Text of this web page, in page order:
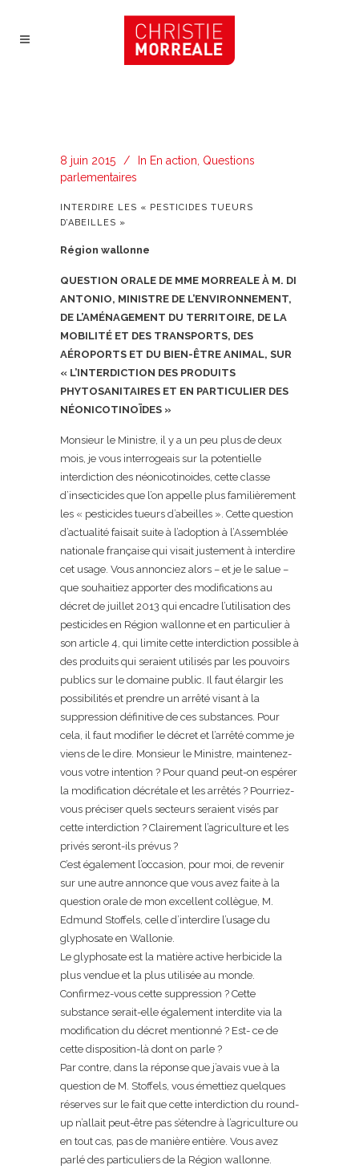
8 juin 2015 In En action Questions
parlementaires
INTERDIRE LES « PESTICIDES TUEURS
D’ABEILLES »
Région wallonne
QUESTION ORALE DE MME MORREALE À M. DI
ANTONIO, MINISTRE DE L’ENVIRONNEMENT,
DE L’AMÉNAGEMENT DU TERRITOIRE, DE LA
MOBILITÉ ET DES TRANSPORTS, DES
AÉROPORTS ET DU BIEN-ÊTRE ANIMAL, SUR
« L’INTERDICTION DES PRODUITS
PHYTOSANITAIRES ET EN PARTICULIER DES
NÉONICOTINOÏDES »
Monsieur le Ministre, il y a un peu plus de deux
mois, je vous interrogeais sur la potentielle
interdiction des néonicotinoides, cette classe
d’insecticides que l’on appelle plus familièrement
les « pesticides tueurs d’abeilles ». Cette question
d’actualité faisait suite à l’adoption à l’Assemblée
nationale française qui visait justement à interdire
cet usage. Vous annonciez alors – et je le salue –
que souhaitiez apporter des modifications au
décret de juillet 2013 qui encadre l’utilisation des
pesticides en Région wallonne et en particulier à
son article 4, qui limite cette interdiction possible à
des produits qui seraient utilisés par les pouvoirs
publics sur le domaine public. Il faut élargir les
possibilités et prendre un arrêté visant à la
suppression définitive de ces substances. Pour
cela, il faut modifier le décret et l’arrêté comme je
viens de le dire. Monsieur le Ministre, maintenez-
vous votre intention ? Pour quand peut-on espérer
la modification décrétale et les arrêtés ? Pourriez-
vous préciser quels secteurs seraient visés par
cette interdiction ? Clairement l’agriculture et les
privés seront-ils prévus ?
C’est également l’occasion, pour moi, de revenir
sur une autre annonce que vous avez faite à la
question orale de mon excellent collègue, M.
Edmund Stoffels, celle d’interdire l’usage du
glyphosate en Wallonie.
Le glyphosate est la matière active herbicide la
plus vendue et la plus utilisée au monde.
Confirmez-vous cette suppression ? Cette
substance serait-elle également interdite via la
modification du décret mentionné ? Est- ce de
cette disposition-là dont on parle ?
Par contre, dans la réponse que j’avais vue à la
question de M. Stoffels, vous émettiez quelques
réserves sur le fait que cette interdiction du round-
up n’allait peut-être pas s’étendre à l’agriculture ou
en tout cas, pas de manière entière. Vous avez
parlé des particuliers de la Région wallonne.